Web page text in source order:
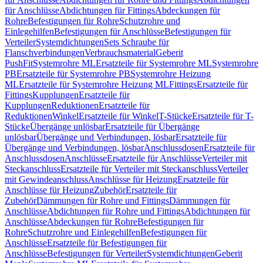
für AnschlüsseAbdichtungen für FittingsAbdeckungen für
RohreBefestigungen für RohreSchutzrohre und
EinlegehilfenBefestigungen für AnschlüsseBefestigungen für
VerteilerSystemdichtungenSets Schraube für
FlanschverbindungenVerbrauchsmaterialGeberit
PushFitSystemrohre MLErsatzteile für Systemrohre MLSystemrohre
PBErsatzteile für Systemrohre PBSystemrohre Heizung
MLErsatzteile für Systemrohre Heizung MLFittingsErsatzteile für
FittingsKupplungenErsatzteile für
KupplungenReduktionenErsatzteile für
ReduktionenWinkelErsatzteile für WinkelT-StückeErsatzteile für T-
StückeÜbergänge unlösbarErsatzteile für Übergänge
unlösbarÜbergänge und Verbindungen, lösbarErsatzteile für
Übergänge und Verbindungen, lösbarAnschlussdosenErsatzteile für
AnschlussdosenAnschlüsseErsatzteile für AnschlüsseVerteiler mit
SteckanschlussErsatzteile für Verteiler mit SteckanschlussVerteiler
mit GewindeanschlussAnschlüsse für HeizungErsatzteile für
Anschlüsse für HeizungZubehörErsatzteile für
ZubehörDämmungen für Rohre und FittingsDämmungen für
AnschlüsseAbdichtungen für Rohre und FittingsAbdichtungen für
AnschlüsseAbdeckungen für RohreBefestigungen für
RohreSchutzrohre und EinlegehilfenBefestigungen für
AnschlüsseErsatzteile für Befestigungen für
AnschlüsseBefestigungen für VerteilerSystemdichtungenGeberit